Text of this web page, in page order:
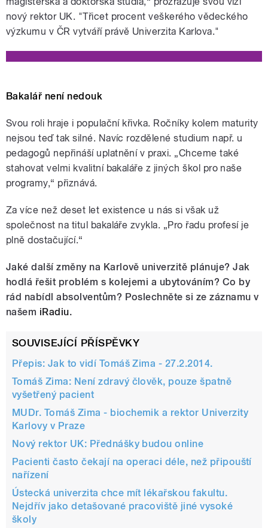
nový rektor UK. "Třicet procent veškerého vědeckého
výzkumu v ČR vytváří právě Univerzita Karlova."
Bakalář není nedouk
Svou roli hraje i populační křivka. Ročníky kolem maturity
nejsou teď tak silné. Navíc rozdělené studium např. u
pedagogů nepřináší uplatnění v praxi. „Chceme také
stahovat velmi kvalitní bakaláře z jiných škol pro naše
programy,“ přiznává.
Za více než deset let existence u nás si však už
společnost na titul bakaláře zvykla. „Pro řadu profesí je
plně dostačující.“
Jaké další změny na Karlově univerzitě plánuje? Jak
hodlá řešit problém s kolejemi a ubytováním? Co by
rád nabídl absolventům? Poslechněte si ze záznamu v
našem iRadiu.
SOUVISEJÍCÍ PŘÍSPĚVKY
Přepis: Jak to vidí Tomáš Zima - 27.2.2014.
Tomáš Zima: Není zdravý člověk, pouze špatně
vyšetřený pacient
MUDr. Tomáš Zima - biochemik a rektor Univerzity
Karlovy v Praze
Nový rektor UK: Přednášky budou online
Pacienti často čekají na operaci déle, než připouští
nařízení
Ústecká univerzita chce mít lékařskou fakultu.
Nejdřív jako detašované pracoviště jiné vysoké
školy